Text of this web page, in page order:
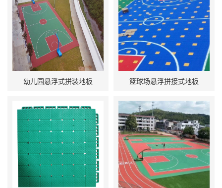
幼儿园悬浮式拼装地板 篮球场悬浮拼接式地板